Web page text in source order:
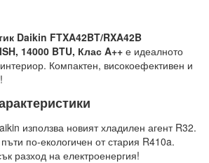
Daikin FTXA42BT/RXA42B
14000 BTU, Клас A++ е идеалното
Компактен, високоефективен и
използва новият хладилен агент R32.
по-екологичен от стария R410a.
разход на електроенергия!